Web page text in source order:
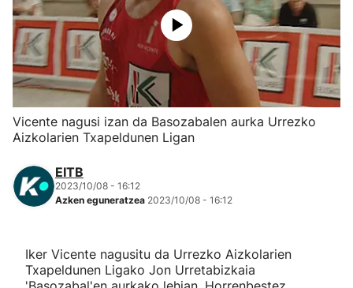
Herri-kirolak
Eskubaloia
Kirolak 360
Mendi-lasterketak
"Helmuga"
Vicente nagusi izan da Basozabalen aurka Urrezko
Aizkolarien Txapeldunen Ligan
EITB
2023/10/08 - 16:12
Azken eguneratzea 2023/10/08 - 16:12
Iker Vicente nagusitu da Urrezko Aizkolarien
Txapeldunen Ligako Jon Urretabizkaia